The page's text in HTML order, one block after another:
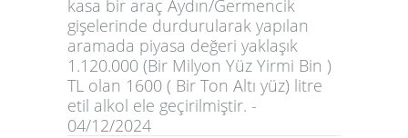
kasa bir araç Aydın/Germencik
gişelerinde durdurularak yapılan
aramada piyasa değeri yaklaşık
1.120.000 (Bir Milyon Yüz Yirmi Bin )
TL olan 1600 ( Bir Ton Altı yüz) litre
etil alkol ele geçirilmiştir. -
04/12/2024